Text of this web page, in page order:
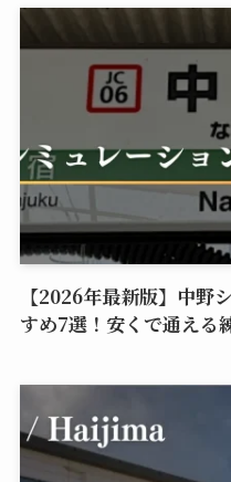
【2026年最新版】中野
すめ7選！安くで通える